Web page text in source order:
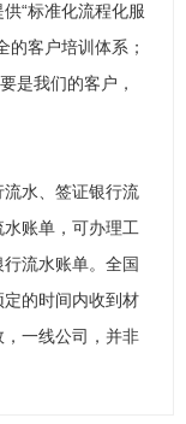
“标准化流程化服
的客户培训体系；
是我们的客户，
水、签证银行流
账单，可办理工
流水账单。全国
的时间内收到材
一线公司，并非